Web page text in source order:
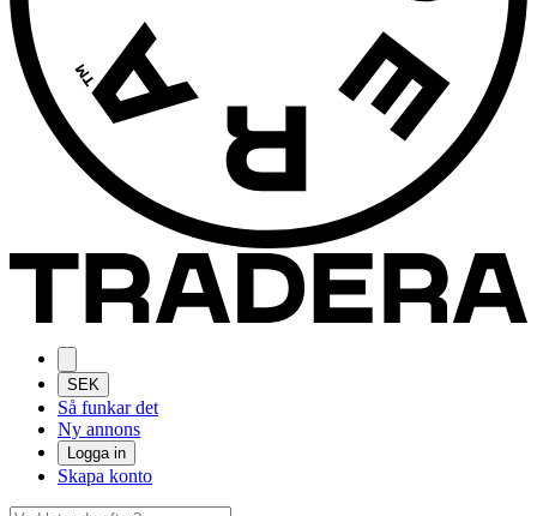
SEK
Så funkar det
Ny annons
Logga in
Skapa konto